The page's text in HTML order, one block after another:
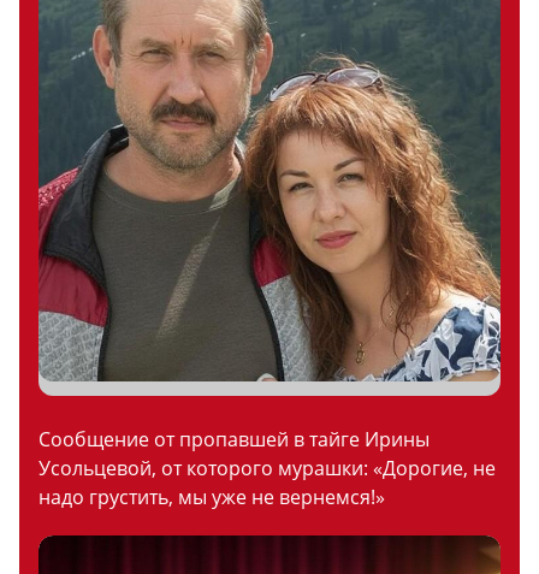
Сообщение от пропавшей в тайге Ирины
Усольцевой, от которого мурашки: «Дорогие, не
надо грустить, мы уже не вернемся!»